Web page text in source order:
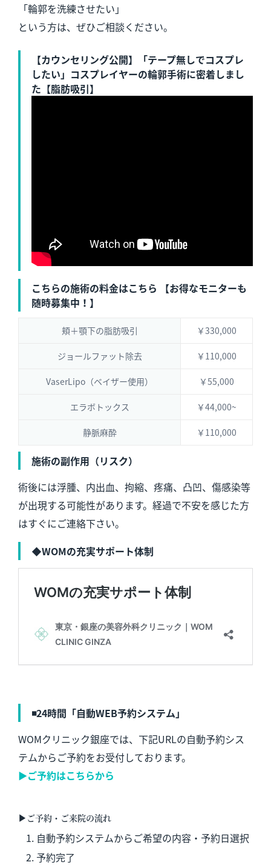
「輪郭を洗練させたい」
という方は、ぜひご相談ください。
【カウンセリング公開】「テープ無しでコスプレ
したい」コスプレイヤーの輪郭手術に密着しまし
た【脂肪吸引】
こちらの施術の料金はこちら 【お得なモニターも
随時募集中！】
頬＋顎下の脂肪吸引 ￥330,000
ジョールファット除去 ￥110,000
VaserLipo（ベイザー使用） ￥55,000
エラボトックス ￥44,000~
静脈麻酔 ￥110,000
施術の副作用（リスク）
術後には浮腫、内出血、拘縮、疼痛、凸凹、傷感染等
が出現する可能性があります。経過で不安を感じた方
はすぐにご連絡下さい。
◆WOMの充実サポート体制
◾️24時間「自動WEB予約システム」
WOMクリニック銀座では、下記URLの自動予約シス
テムからご予約をお受付しております。
▶︎ご予約はこちらから
▶︎ご予約・ご来院の流れ
自動予約システムからご希望の内容・予約日選択
予約完了